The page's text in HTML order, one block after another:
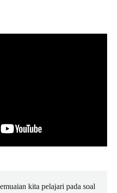
kita pelajari pada soal